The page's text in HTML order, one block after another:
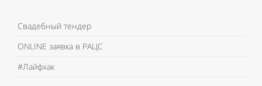
Свадебный тендер
ONLINE заявка в РАЦС
#Лайфхак